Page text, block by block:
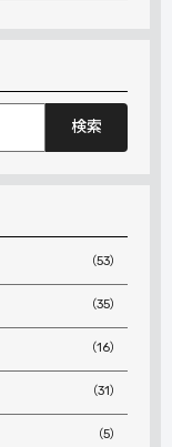
（53）
（35）
（16）
（31）
（5）